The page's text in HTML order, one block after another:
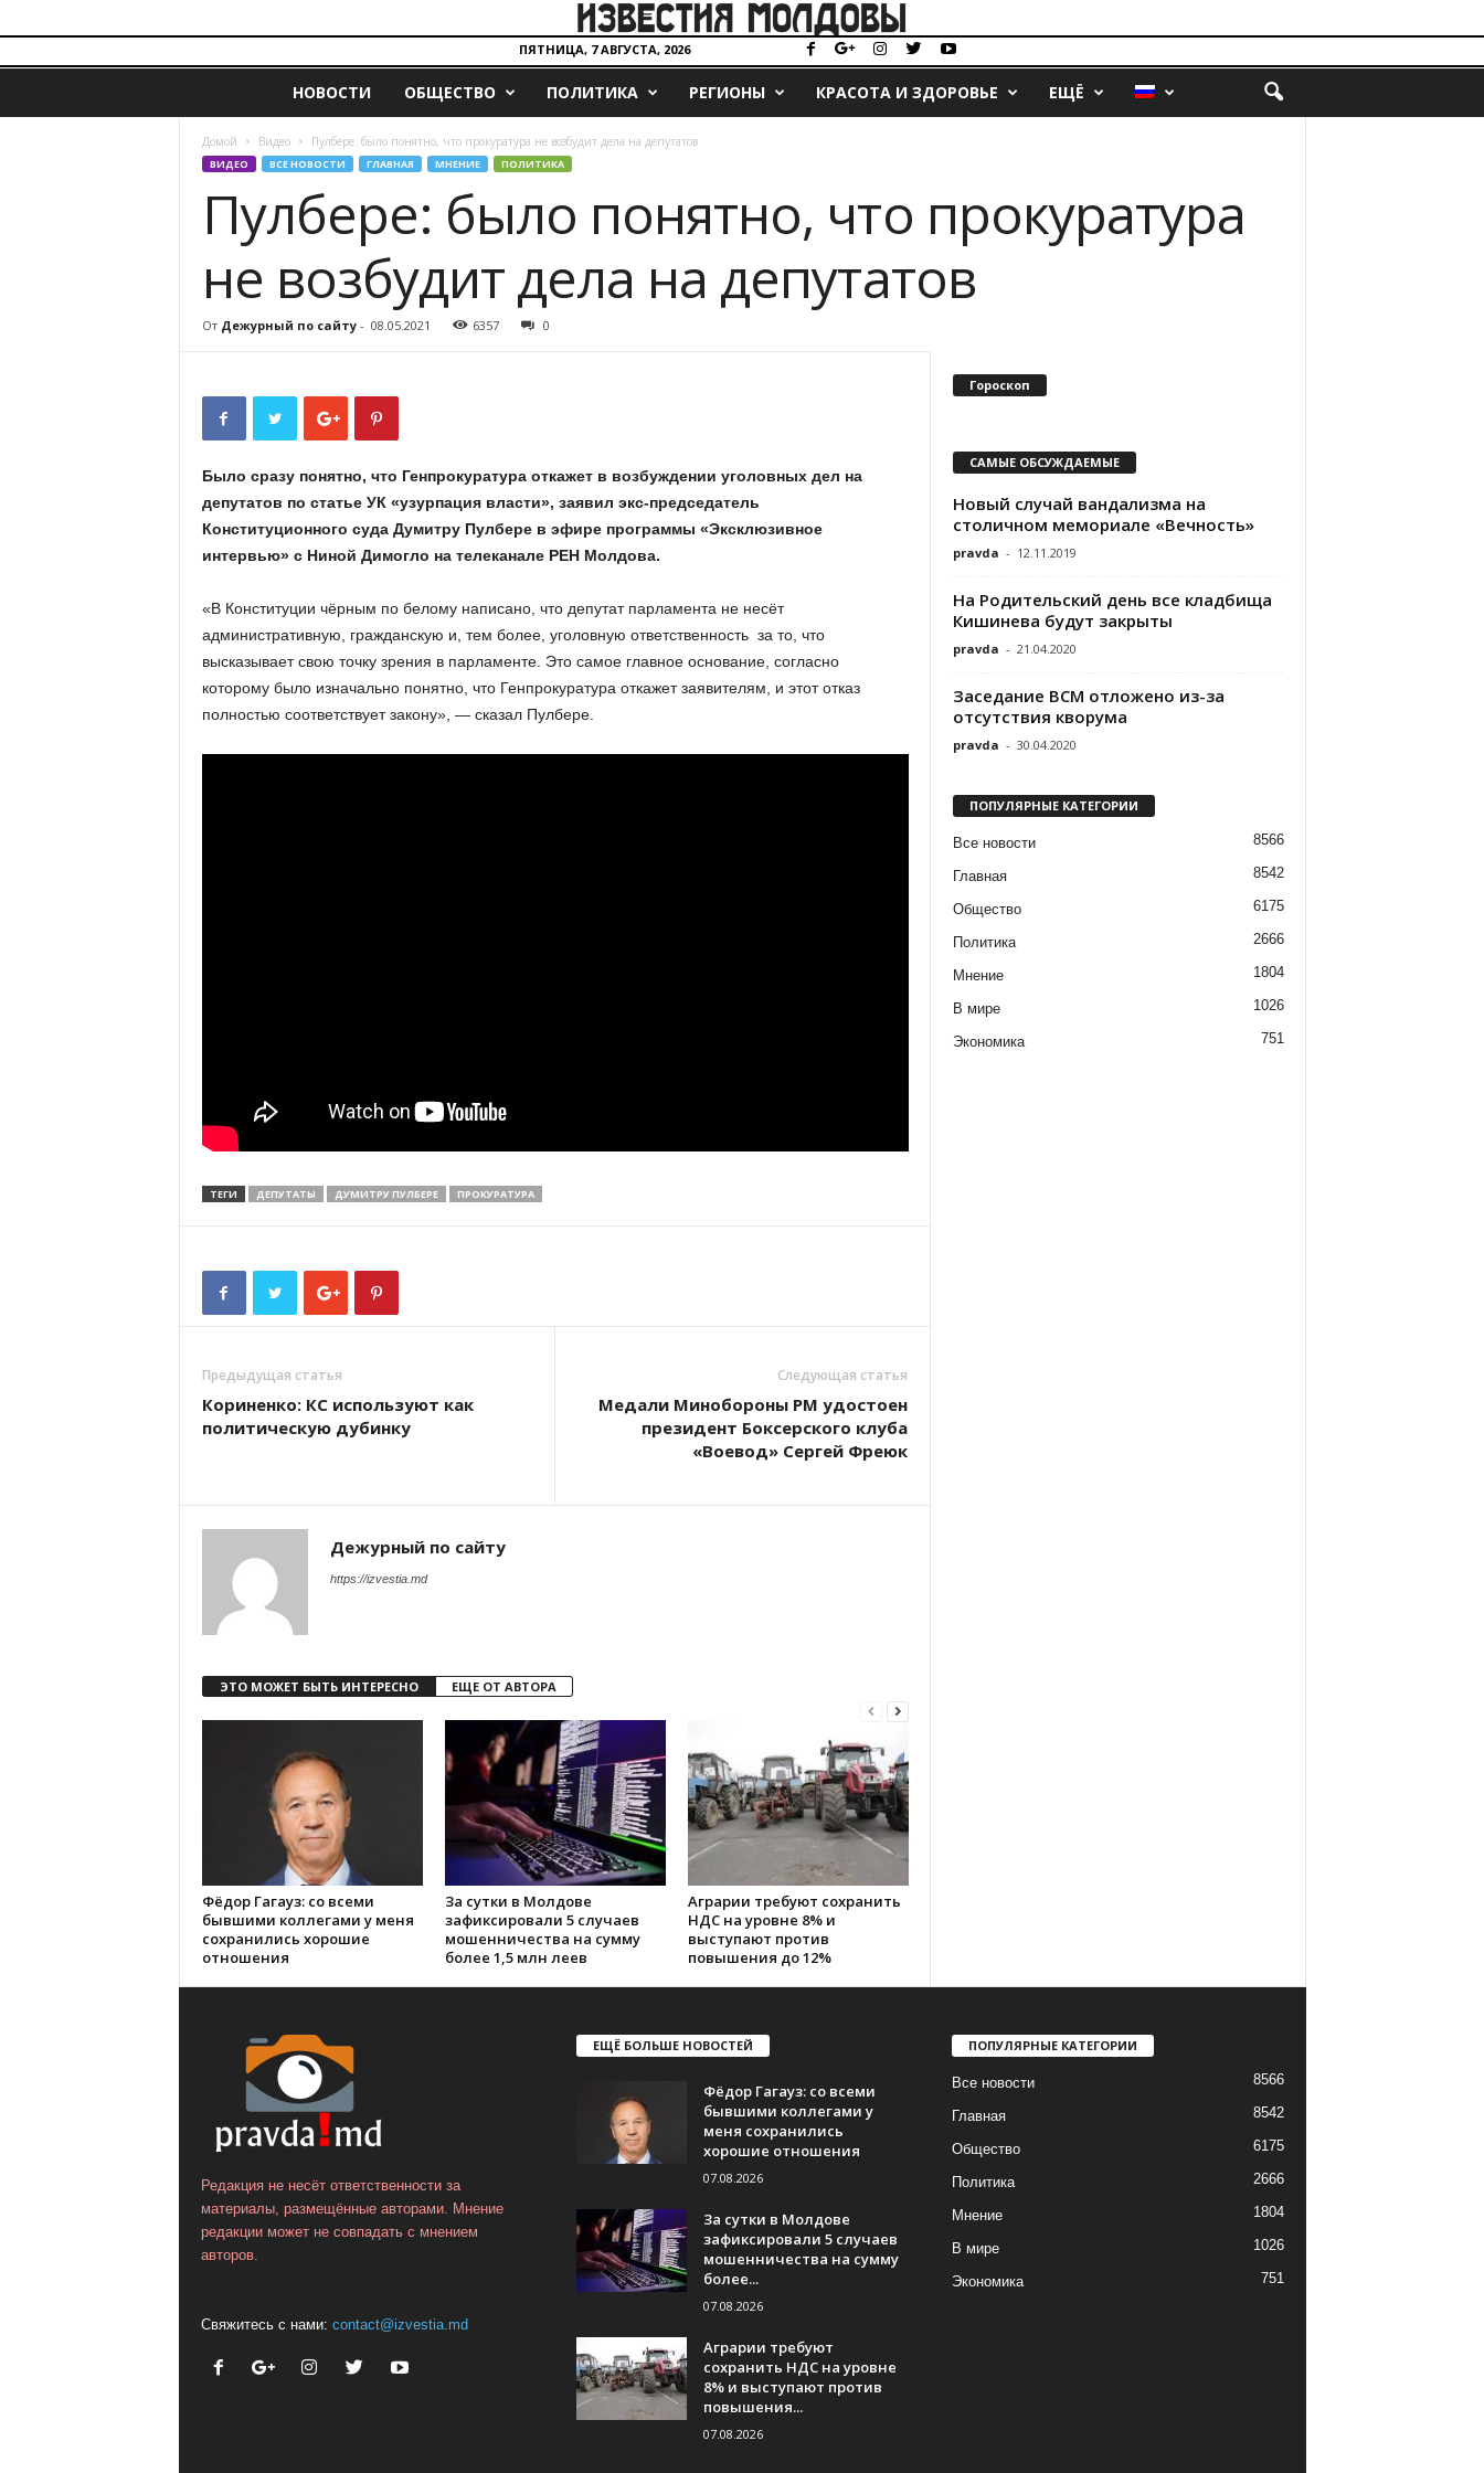
z
e
ПЯТНИЦА, 7 АВГУСТА, 2026
НОВОСТИ ОБЩЕСТВО ПОЛИТИКА РЕГИОНЫ КРАСОТА И ЗДОРОВЬЕ ЕЩЁ
Домой Видео Пулбере: было понятно, что прокуратура не возбудит дела на депутатов
ВИДЕО ВСЕ НОВОСТИ ГЛАВНАЯ МНЕНИЕ ПОЛИТИКА
Пулбере: было понятно, что прокуратура
не возбудит дела на депутатов
От Дежурный по сайту- 08.05.2021 6357 0
Было сразу понятно, что Генпрокуратура откажет в возбуждении уголовных дел на
депутатов по статье УК «узурпация власти», заявил экс-председатель
Конституционного суда Думитру Пулбере в эфире программы «Эксклюзивное
интервью» с Ниной Димогло на телеканале РЕН Молдова.
«В Конституции чёрным по белому написано, что депутат парламента не несёт
административную, гражданскую и, тем более, уголовную ответственность за то, что
высказывает свою точку зрения в парламенте. Это самое главное основание, согласно
которому было изначально понятно, что Генпрокуратура откажет заявителям, и этот отказ
полностью соответствует закону», — сказал Пулбере.
ТЕГИ ДЕПУТАТЫ ДУМИТРУ ПУЛБЕРЕ ПРОКУРАТУРА
Предыдущая статья
Кориненко: КС используют как
политическую дубинку
Следующая статья
Медали Минобороны РМ удостоен
президент Боксерского клуба
«Воевод» Сергей Фреюк
Дежурный по сайту
https://izvestia.md
ЭТО МОЖЕТ БЫТЬ ИНТЕРЕСНО ЕЩЕ ОТ АВТОРА
Фёдор Гагауз: со всеми
бывшими коллегами у меня
сохранились хорошие
отношения
За сутки в Молдове
зафиксировали 5 случаев
мошенничества на сумму
более 1,5 млн леев
Аграрии требуют сохранить
НДС на уровне 8% и
выступают против
повышения до 12%
Гороскоп
САМЫЕ ОБСУЖДАЕМЫЕ
Новый случай вандализма на
столичном мемориале «Вечность»
pravda - 12.11.2019
На Родительский день все кладбища
Кишинева будут закрыты
pravda - 21.04.2020
Заседание ВСМ отложено из-за
отсутствия кворума
pravda - 30.04.2020
ПОПУЛЯРНЫЕ КАТЕГОРИИ
Все новости 8566
Главная 8542
Общество 6175
Политика 2666
Мнение 1804
В мире 1026
Экономика 751
Редакция не несёт ответственности за
материалы, размещённые авторами. Мнение
редакции может не совпадать с мнением
авторов.
Свяжитесь с нами: contact@izvestia.md
ЕЩЁ БОЛЬШЕ НОВОСТЕЙ
Фёдор Гагауз: со всеми
бывшими коллегами у
меня сохранились
хорошие отношения
07.08.2026
За сутки в Молдове
зафиксировали 5 случаев
мошенничества на сумму
более...
07.08.2026
Аграрии требуют
сохранить НДС на уровне
8% и выступают против
повышения...
07.08.2026
ПОПУЛЯРНЫЕ КАТЕГОРИИ
Все новости 8566
Главная 8542
Общество 6175
Политика 2666
Мнение 1804
В мире 1026
Экономика 751